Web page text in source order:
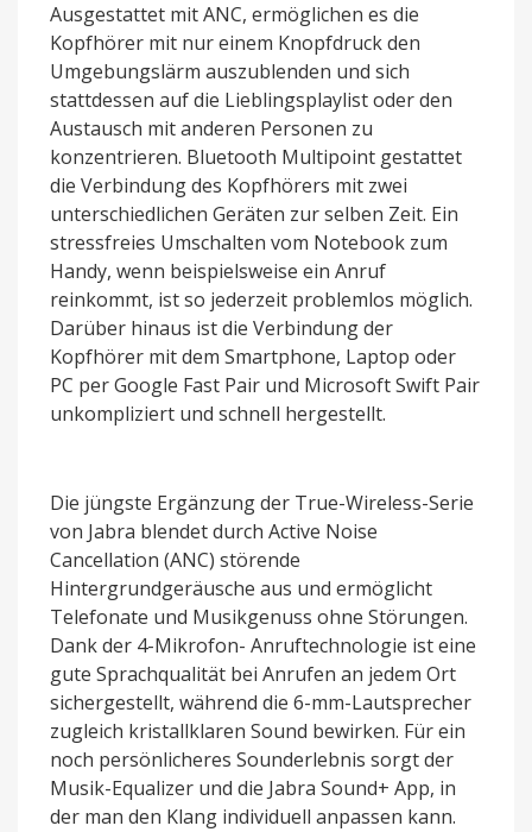
Ausgestattet mit ANC, ermöglichen es die
Kopfhörer mit nur einem Knopfdruck den
Umgebungslärm auszublenden und sich
stattdessen auf die Lieblingsplaylist oder den
Austausch mit anderen Personen zu
konzentrieren. Bluetooth Multipoint gestattet
die Verbindung des Kopfhörers mit zwei
unterschiedlichen Geräten zur selben Zeit. Ein
stressfreies Umschalten vom Notebook zum
Handy, wenn beispielsweise ein Anruf
reinkommt, ist so jederzeit problemlos möglich.
Darüber hinaus ist die Verbindung der
Kopfhörer mit dem Smartphone, Laptop oder
PC per Google Fast Pair und Microsoft Swift Pair
unkompliziert und schnell hergestellt.
Die jüngste Ergänzung der True-Wireless-Serie
von Jabra blendet durch Active Noise
Cancellation (ANC) störende
Hintergrundgeräusche aus und ermöglicht
Telefonate und Musikgenuss ohne Störungen.
Dank der 4-Mikrofon- Anruftechnologie ist eine
gute Sprachqualität bei Anrufen an jedem Ort
sichergestellt, während die 6-mm-Lautsprecher
zugleich kristallklaren Sound bewirken. Für ein
noch persönlicheres Sounderlebnis sorgt der
Musik-Equalizer und die Jabra Sound+ App, in
der man den Klang individuell anpassen kann.